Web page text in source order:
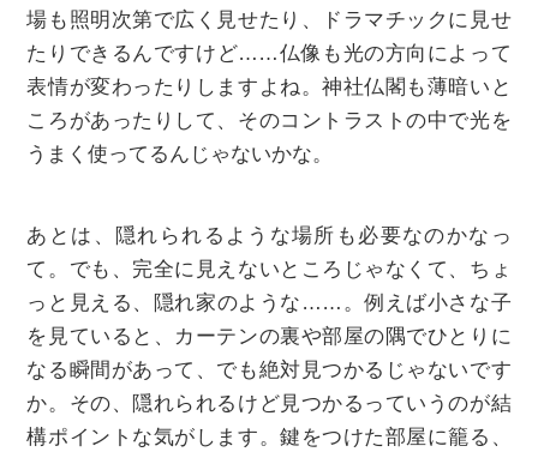
場も照明次第で広く見せたり、ドラマチックに見せ
たりできるんですけど……仏像も光の方向によって
表情が変わったりしますよね。神社仏閣も薄暗いと
ころがあったりして、そのコントラストの中で光を
うまく使ってるんじゃないかな。
あとは、隠れられるような場所も必要なのかなっ
て。でも、完全に見えないところじゃなくて、ちょ
っと見える、隠れ家のような……。例えば小さな子
を見ていると、カーテンの裏や部屋の隅でひとりに
なる瞬間があって、でも絶対見つかるじゃないです
か。その、隠れられるけど見つかるっていうのが結
構ポイントな気がします。鍵をつけた部屋に籠る、